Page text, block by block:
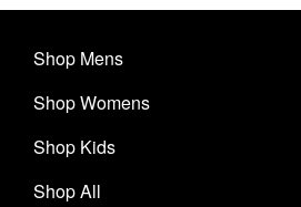
Shop Mens
Shop Womens
Shop Kids
Shop All